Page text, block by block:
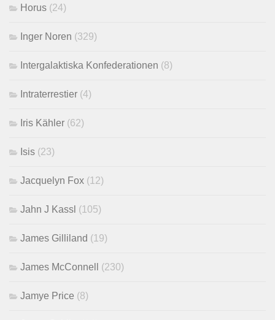
Horus (24)
Inger Noren (329)
Intergalaktiska Konfederationen (8)
Intraterrestier (4)
Iris Kähler (62)
Isis (23)
Jacquelyn Fox (12)
Jahn J Kassl (105)
James Gilliland (19)
James McConnell (230)
Jamye Price (8)